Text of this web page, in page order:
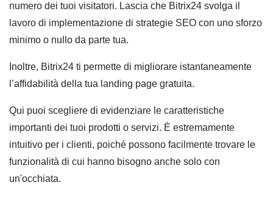
numero dei tuoi visitatori. Lascia che Bitrix24 svolga il
lavoro di implementazione di strategie SEO con uno sforzo
minimo o nullo da parte tua.
Inoltre, Bitrix24 ti permette di migliorare istantaneamente
l’affidabilità della tua landing page gratuita.
Qui puoi scegliere di evidenziare le caratteristiche
importanti dei tuoi prodotti o servizi. È estremamente
intuitivo per i clienti, poiché possono facilmente trovare le
funzionalità di cui hanno bisogno anche solo con
un'occhiata.